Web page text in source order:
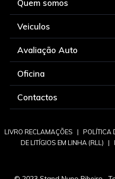
Quem somos
Veiculos
Avaliação Auto
Oficina
Contactos
LIVRO RECLAMAÇÕES | POLÍTICA
DE LITÍGIOS EM LINHA (RLL) |